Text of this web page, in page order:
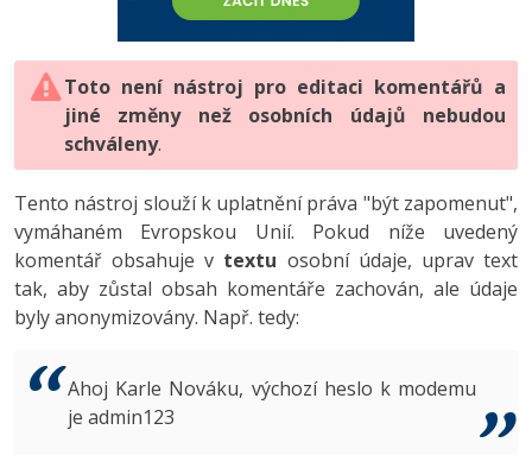
HTML5, CSS3, Bootstrap, SEO
SQL a databáze
Testování a verzování
UML a návrhové vzory
React
Spring
ASP.NET MVC
PHP
JavaScript
Python
HTML / CSS
UML a návrhové vzory
MySQL/MariaDB
MS-SQL
Vývojář mobilních aplikací
C# Game developer
Tester
Systémový administrátor
3D grafik
-80%
JavaScript -80%
PHP -80%
Swift -80%
Kotlin -80%
VB.NET
Digitální gramotnost
Marketing
WordPress
SEO
UX
Business
Copywriting
-80%
Adobe Illustrator -80%
Adobe Lightroom
Adobe XD
Adobe InDesign -25%
Adobe After Effects
Inkscape
Toto není nástroj pro editaci komentářů a
jiné změny než osobních údajů nebudou
schváleny.
Tento nástroj slouží k uplatnění práva "být zapomenut",
vymáhaném Evropskou Unií. Pokud níže uvedený
komentář obsahuje v textu osobní údaje, uprav text
tak, aby zůstal obsah komentáře zachován, ale údaje
byly anonymizovány. Např. tedy:
Ahoj Karle Nováku, výchozí heslo k modemu
je admin123